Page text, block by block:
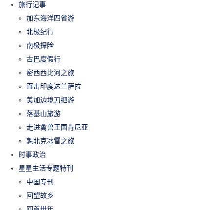
旅行记事
加东海洋四省游
北极纪行
南极探险
古巴度假行
密西西比河之旅
直击印度达兰萨拉
美加边境刀把游
落基山旅游
走进禽兽王国肯尼亚
魁北克冰雪之旅
时事政治
星星生活专题特刊
中国专刊
回望故乡